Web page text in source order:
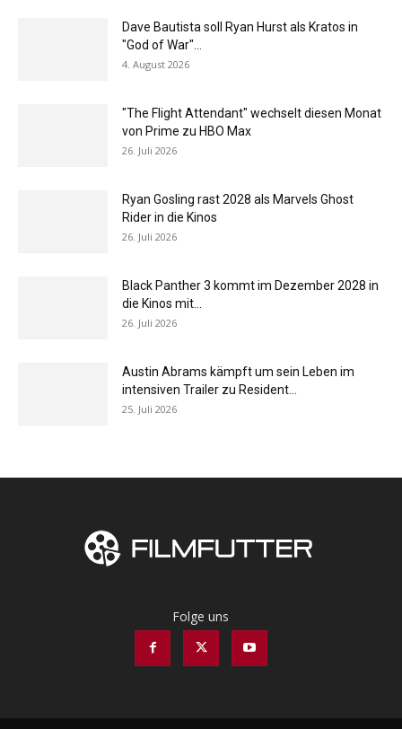
Dave Bautista soll Ryan Hurst als Kratos in
"God of War"...
4. August 2026
"The Flight Attendant" wechselt diesen Monat
von Prime zu HBO Max
26. Juli 2026
Ryan Gosling rast 2028 als Marvels Ghost
Rider in die Kinos
26. Juli 2026
Black Panther 3 kommt im Dezember 2028 in
die Kinos mit...
26. Juli 2026
Austin Abrams kämpft um sein Leben im
intensiven Trailer zu Resident...
25. Juli 2026
Folge uns